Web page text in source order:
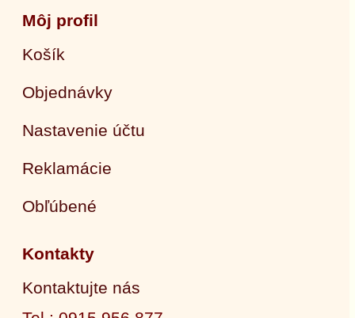
Môj profil
Košík
Objednávky
Nastavenie účtu
Reklamácie
Obľúbené
Kontakty
Kontaktujte nás